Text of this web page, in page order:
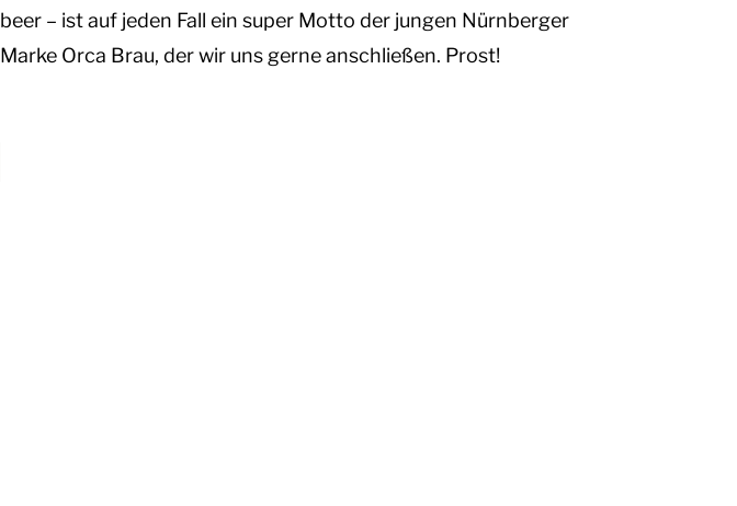
beer – ist auf jeden Fall ein super Motto der jungen Nürnberger
Marke Orca Brau, der wir uns gerne anschließen. Prost!